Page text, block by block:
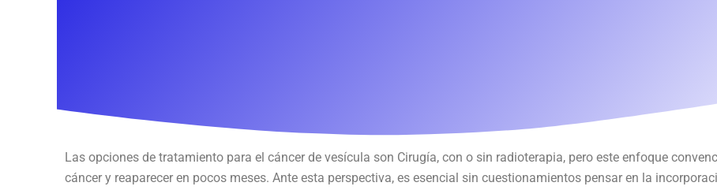
Las opciones de tratamiento para el cáncer de vesícula son Cirugía, con o sin radioterapia, pero este enfoque
cáncer y reaparecer en pocos meses. Ante esta perspectiva, es esencial sin cuestionamientos pensar en la